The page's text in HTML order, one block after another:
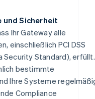
und Sicherheit
Ihr Gateway alle
einschließlich PCI DSS
Security Standard), erfüllt.
bestimmte
Ihre Systeme
Compliance